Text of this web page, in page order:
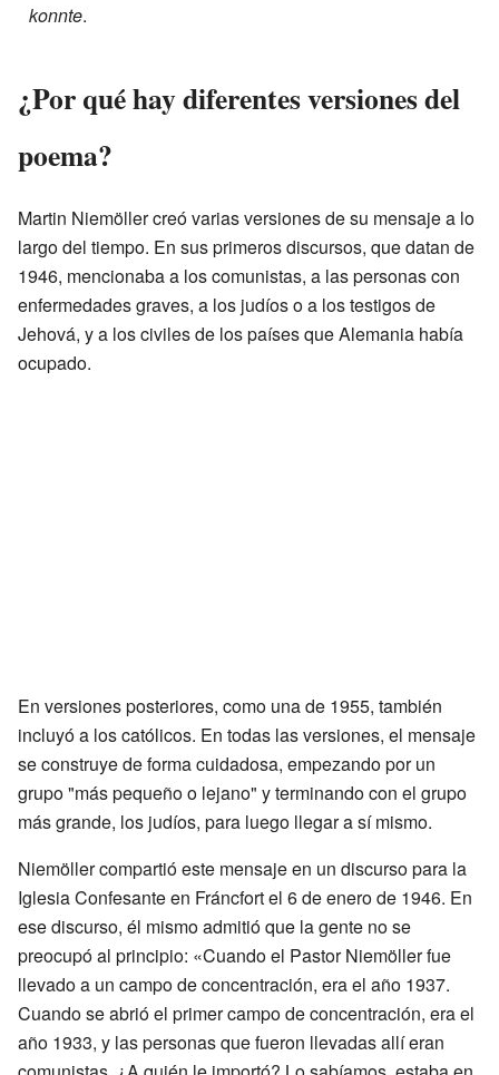
konnte.
¿Por qué hay diferentes versiones del
poema?
Martin Niemöller creó varias versiones de su mensaje a lo
largo del tiempo. En sus primeros discursos, que datan de
1946, mencionaba a los comunistas, a las personas con
enfermedades graves, a los judíos o a los testigos de
Jehová, y a los civiles de los países que Alemania había
ocupado.
En versiones posteriores, como una de 1955, también
incluyó a los católicos. En todas las versiones, el mensaje
se construye de forma cuidadosa, empezando por un
grupo "más pequeño o lejano" y terminando con el grupo
más grande, los judíos, para luego llegar a sí mismo.
Niemöller compartió este mensaje en un discurso para la
Iglesia Confesante en Fráncfort el 6 de enero de 1946. En
ese discurso, él mismo admitió que la gente no se
preocupó al principio: «Cuando el Pastor Niemöller fue
llevado a un campo de concentración, era el año 1937.
Cuando se abrió el primer campo de concentración, era el
año 1933, y las personas que fueron llevadas allí eran